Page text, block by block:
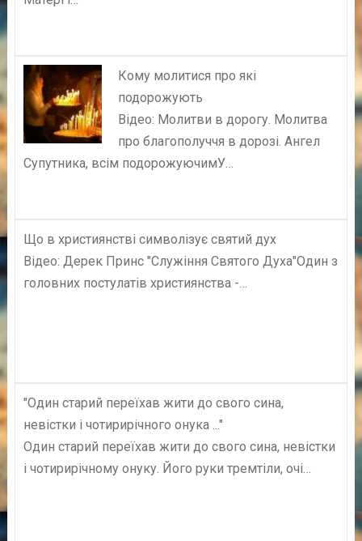
Кому молитися про які
подорожують
Відео: Молитви в дорогу. Молитва
про благополуччя в дорозі. Ангел
Супутника, всім подорожуючимУ…
Що в християнстві символізує святий дух
Відео: Дерек Принс "Служіння Святого Духа"Один з
головних постулатів християнства -…
"Один старий переїхав жити до свого сина,
невістки і чотирирічного онука ..."
Один старий переїхав жити до свого сина, невістки
і чотирирічному онуку. Його руки тремтіли, очі…